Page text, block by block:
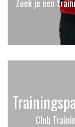
Zoek je een
Club